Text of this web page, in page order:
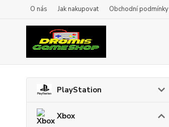
O nás Jak nakupovat Obchodní podmínky
PlayStation
Xbox